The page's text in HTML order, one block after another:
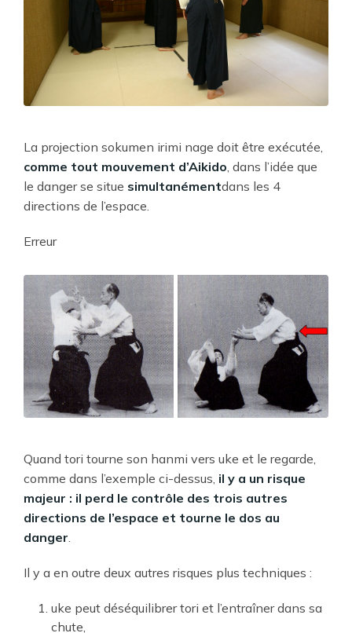
La projection sokumen irimi nage doit être exécutée,
comme tout mouvement d’Aikido , dans l’idée que
le danger se situe simultanémentdans les 4
directions de l’espace.
Erreur
Quand tori tourne son hanmi vers uke et le regarde,
comme dans l’exemple ci-dessus, il y a un risque
majeur : il perd le contrôle des trois autres
directions de l’espace et tourne le dos au
danger.
Il y a en outre deux autres risques plus techniques :
uke peut déséquilibrer tori et l’entraîner dans sa
chute,